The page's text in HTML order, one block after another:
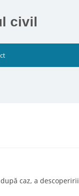
civil
caz, a descoperirii